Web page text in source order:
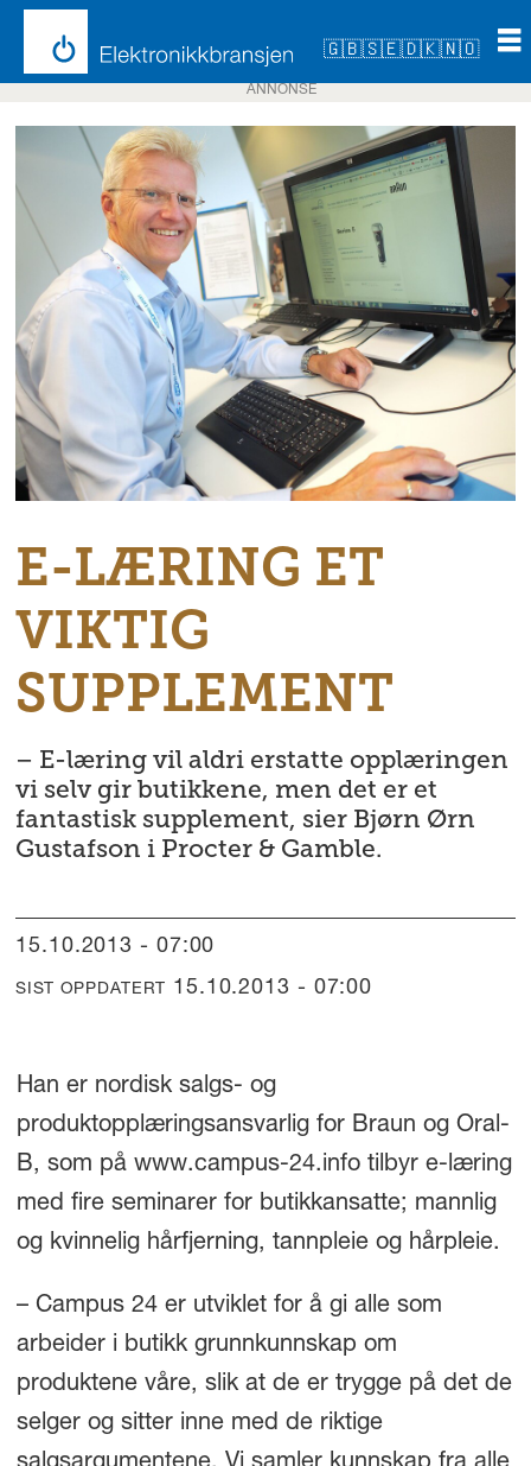
🇬🇧🇸🇪🇩🇰🇳🇴
ANNONSE
E-LÆRING ET
VIKTIG
SUPPLEMENT
– E-læring vil aldri erstatte opplæringen
vi selv gir butikkene, men det er et
fantastisk supplement, sier Bjørn Ørn
Gustafson i Procter & Gamble.
15.10.2013 - 07:00
SIST OPPDATERT 15.10.2013 - 07:00
Han er nordisk salgs- og
produktopplæringsansvarlig for Braun og Oral-
B, som på www.campus-24.info tilbyr e-læring
med fire seminarer for butikkansatte; mannlig
og kvinnelig hårfjerning, tannpleie og hårpleie.
– Campus 24 er utviklet for å gi alle som
arbeider i butikk grunnkunnskap om
produktene våre, slik at de er trygge på det de
selger og sitter inne med de riktige